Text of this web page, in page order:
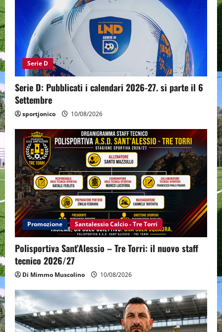
Serie D
Serie D: Pubblicati i calendari 2026-27. si parte il 6
Settembre
sportjonico 10/08/2026
Promozione Santalessio Calcio - Tre Torri
Polisportiva Sant’Alessio – Tre Torri: il nuovo staff
tecnico 2026/27
Di Mimmo Muscolino 10/08/2026